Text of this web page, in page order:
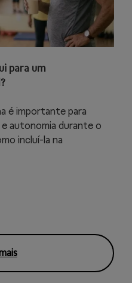
para um
é importante para
autonomia durante o
incluí-la na